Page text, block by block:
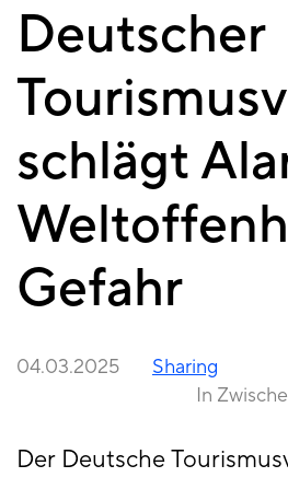
Deutscher
schlägt
Gefahr
04.03.2025
Sharing
In
Der Deutsche